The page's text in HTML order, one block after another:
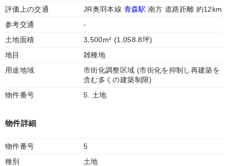
評価上の交通
JR奥羽本線 青森駅 南方 道路距離 約12km
参考交通
-
土地面積
3,500m² (1,058.8坪)
地目
雑種地
用途地域
市街化調整区域 (市街化を抑制し再建築を
含む多くの建築制限)
物件番号
5. 土地
物件詳細
物件番号
5
種別
土地